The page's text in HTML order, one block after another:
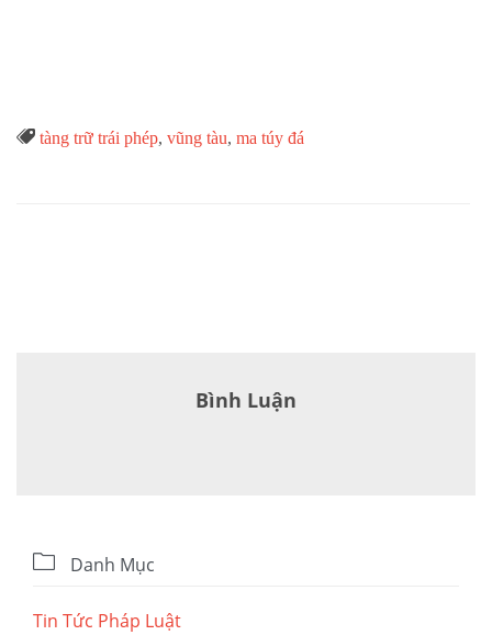
Từ
tàng trữ trái phép, vũng tàu, ma túy đá
Bình Luận
 Danh Mục
Tin Tức Pháp Luật